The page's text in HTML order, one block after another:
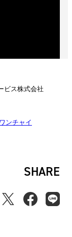
ビス株式会社
ンチャイ
SHARE